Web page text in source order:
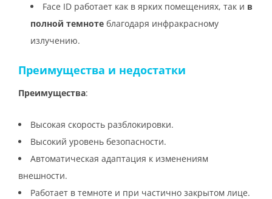
Face ID работает как в ярких помещениях, так и в
полной темноте благодаря инфракрасному
излучению.
Преимущества и недостатки
Преимущества:
Высокая скорость разблокировки.
Высокий уровень безопасности.
Автоматическая адаптация к изменениям
внешности.
Работает в темноте и при частично закрытом лице.